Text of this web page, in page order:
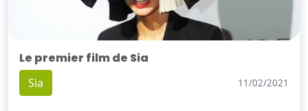
Le premier film de Sia
Sia 11/02/2021